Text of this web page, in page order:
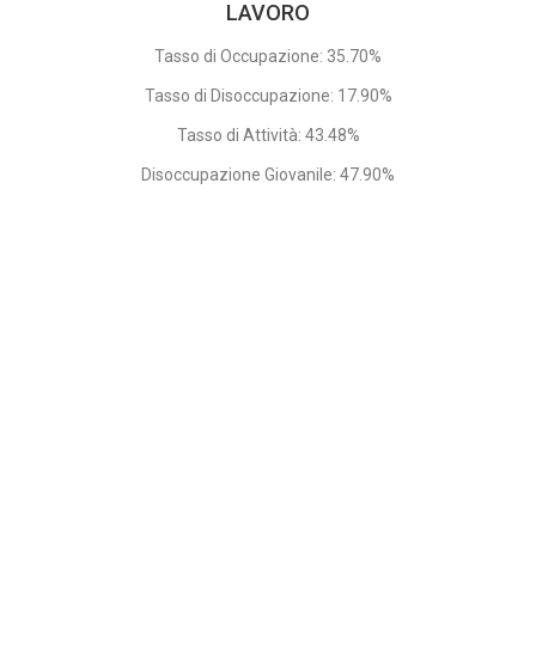
LAVORO
Tasso di Occupazione: 35.70%
Tasso di Disoccupazione: 17.90%
Tasso di Attività: 43.48%
Disoccupazione Giovanile: 47.90%